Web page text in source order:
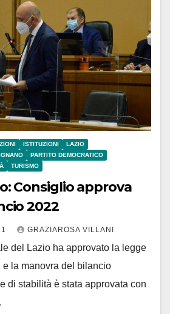
ISTITUZIONI
LAZIO
PARTITO DEMOCRATICO
TURISMO
Consiglio approva
2022
GRAZIAROSA VILLANI
del Lazio ha approvato la legge
la manovra del bilancio
di stabilità è stata approvata con